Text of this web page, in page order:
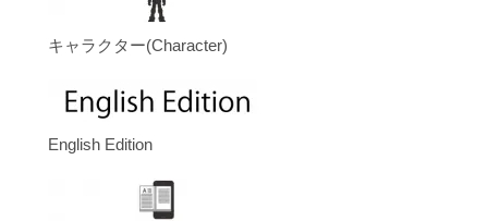
キャラクター(Character)
English Edition